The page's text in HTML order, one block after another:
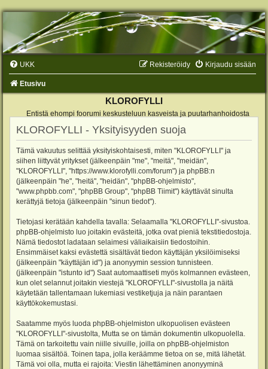
UKK Kirjaudu sisään
Rekisteröidy
Etusivu
KLOROFYLLI
Entistä ehompi foorumi keskusteluun kasveista ja puutarhanhoidosta
KLOROFYLLI - Yksityisyyden suoja
Tämä vakuutus selittää yksityiskohtaisesti, miten "KLOROFYLLI" ja
siihen liittyvät yritykset (jälkeenpäin "me", "meitä", "meidän",
"KLOROFYLLI", "https://www.klorofylli.com/forum") ja phpBB:n
(jälkeenpäin "he", "heitä", "heidän", "phpBB-ohjelmisto",
"www.phpbb.com", "phpBB Group", "phpBB Tiimit") käyttävät sinulta
kerättyjä tietoja (jälkeenpäin "sinun tiedot").
Tietojasi kerätään kahdella tavalla: Selaamalla "KLOROFYLLI"-sivustoa.
phpBB-ohjelmisto luo joitakin evästeitä, jotka ovat pieniä tekstitiedostoja.
Nämä tiedostot ladataan selaimesi väliaikaisiin tiedostoihin.
Ensimmäiset kaksi evästettä sisältävät tiedon käyttäjän yksilöimiseksi
(jälkeenpäin "käyttäjän id") ja anonyymin session tunnisteen.
(jälkeenpäin "istunto id") Saat automaattiseti myös kolmannen evästeen,
kun olet selannut joitakin viestejä "KLOROFYLLI"-sivustolla ja näitä
käytetään tallentamaan lukemiasi vestiketjuja ja näin parantaen
käyttökokemustasi.
Saatamme myös luoda phpBB-ohjelmiston ulkopuolisen evästeen
"KLOROFYLLI"-sivustolta, Mutta se on tämän dokumentin ulkopuolella.
Tämä on tarkoitettu vain niille sivuille, joilla on phpBB-ohjelmiston
luomaa sisältöä. Toinen tapa, jolla keräämme tietoa on se, mitä lähetät.
Tämä voi olla, mutta ei rajoita: Viestin lähettäminen anonyyminä